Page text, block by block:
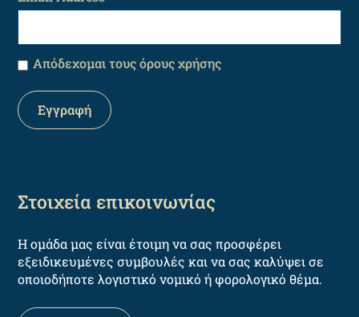
Απόδεχομαι τους όρους χρήσης
Στοιχεία επικοινωνίας
Η ομάδα μας είναι έτοιμη να σας προσφέρει
εξειδικευμένες συμβουλές και να σας καλύψει σε
οποιοδήποτε λογιστικό νομικό ή φορολογικό θέμα.